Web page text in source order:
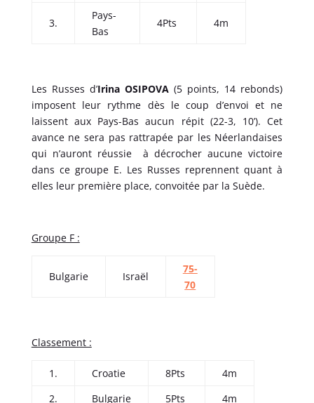
3.
Pays-
Bas
4Pts 4m
Les Russes d’Irina OSIPOVA(5 points, 14 rebonds)
imposent leur rythme dès le coup d’envoi et ne
laissent aux Pays-Bas aucun répit (22-3, 10’). Cet
avance ne sera pas rattrapée par les Néerlandaises
qui n’auront réussie à décrocher aucune victoire
dans ce groupe E. Les Russes reprennent quant à
elles leur première place, convoitée par la Suède.
Groupe F :
Bulgarie Israël
75-
70
Classement :
1. Croatie 8Pts
4m
2.
Bulgarie 5Pts 4m